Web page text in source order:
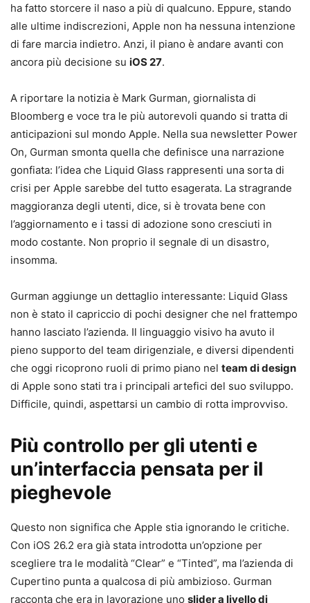
ha fatto storcere il naso a più di qualcuno. Eppure, stando
alle ultime indiscrezioni, Apple non ha nessuna intenzione
di fare marcia indietro. Anzi, il piano è andare avanti con
ancora più decisione su iOS 27.
A riportare la notizia è Mark Gurman, giornalista di
Bloomberg e voce tra le più autorevoli quando si tratta di
anticipazioni sul mondo Apple. Nella sua newsletter Power
On, Gurman smonta quella che definisce una narrazione
gonfiata: l’idea che Liquid Glass rappresenti una sorta di
crisi per Apple sarebbe del tutto esagerata. La stragrande
maggioranza degli utenti, dice, si è trovata bene con
l’aggiornamento e i tassi di adozione sono cresciuti in
modo costante. Non proprio il segnale di un disastro,
insomma.
Gurman aggiunge un dettaglio interessante: Liquid Glass
non è stato il capriccio di pochi designer che nel frattempo
hanno lasciato l’azienda. Il linguaggio visivo ha avuto il
pieno supporto del team dirigenziale, e diversi dipendenti
che oggi ricoprono ruoli di primo piano nel team di design
di Apple sono stati tra i principali artefici del suo sviluppo.
Difficile, quindi, aspettarsi un cambio di rotta improvviso.
Più controllo per gli utenti e
un’interfaccia pensata per il
pieghevole
Questo non significa che Apple stia ignorando le critiche.
Con iOS 26.2 era già stata introdotta un’opzione per
scegliere tra le modalità “Clear” e “Tinted”, ma l’azienda di
Cupertino punta a qualcosa di più ambizioso. Gurman
racconta che era in lavorazione uno slider a livello di